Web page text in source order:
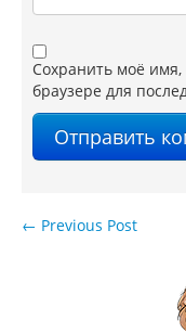
Сохранить моё имя,
браузере для
← Previous Post